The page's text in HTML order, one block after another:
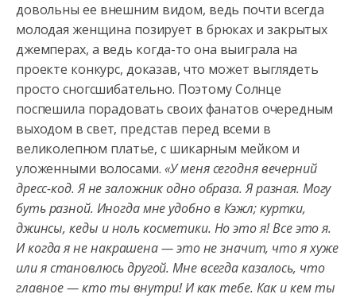
довольны ее внешним видом, ведь почти всегда
молодая женщина позирует в брюках и закрытых
джемперах, а ведь когда-то она выиграла на
проекте конкурс, доказав, что может выглядеть
просто сногсшибательно. Поэтому Солнце
поспешила порадовать своих фанатов очередным
выходом в свет, представ перед всеми в
великолепном платье, с шикарным мейком и
уложенными волосами.«У меня сегодня вечерний
дресс-код. Я не заложник одно образа. Я разная. Могу
буть разной. Иногда мне удобно в Кэжл; куртки,
джинсы, кеды и ноль косметики. Но это я! Все это я.
И когда я не накрашена — это не значит, что я хуже
или я становлюсь другой. Мне всегда казалось, что
главное — кто ты внутри! И как тебе. Как и кем ты